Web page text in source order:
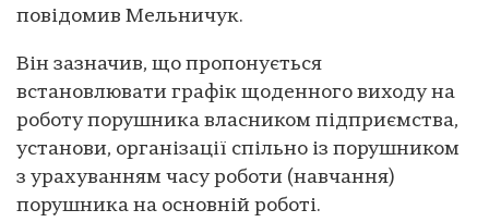
повідомив Мельничук.
Він зазначив, що пропонується
встановлювати графік щоденного виходу на
роботу порушника власником підприємства,
установи, організації спільно із порушником
з урахуванням часу роботи (навчання)
порушника на основній роботі.